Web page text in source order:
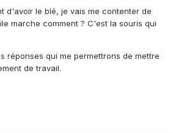
d'avoir le blé, je vais me contenter de
marche comment ? C'est la souris qui
réponses qui me permettrons de mettre
de travail.